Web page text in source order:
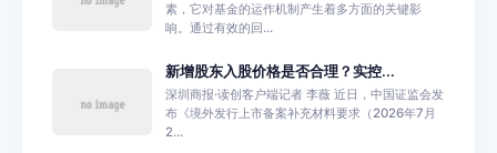
素，它对基金的运作机制产生着多方面的关键影
响。通过有效的回...
新增股东入股价格是否合理？实控...
深圳商报·读创客户端记者 李薇 近日，中国证监会发
布《境外发行上市备案补充材料要求（2026年7月
2...